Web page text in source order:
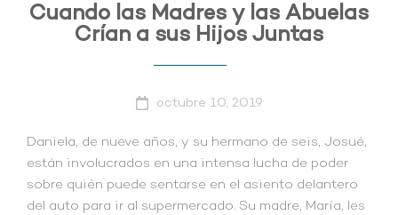
Cuando las Madres y las Abuelas
Crían a sus Hijos Juntas
octubre 10, 2019
Daniela, de nueve años, y su hermano de seis, Josué,
están involucrados en una intensa lucha de poder
sobre quién puede sentarse en el asiento delantero
del auto para ir al supermercado. Su madre, María, les